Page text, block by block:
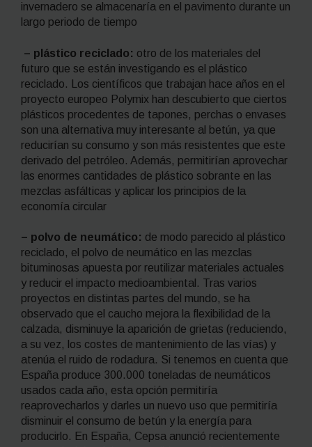
invernadero se almacenaría en el pavimento durante un
largo periodo de tiempo
– plástico reciclado: otro de los materiales del
futuro que se están investigando es el plástico
reciclado. Los científicos que trabajan hace años en el
proyecto europeo Polymix han descubierto que ciertos
plásticos procedentes de tapones, perchas o envases
son una alternativa muy interesante al betún, ya que
reducirían su consumo y son más resistentes que este
derivado del petróleo. Además, permitirían aprovechar
las enormes cantidades de plástico sobrante en las
mezclas asfálticas y aplicar los principios de la
economía circular
– polvo de neumático: de modo parecido al plástico
reciclado, el polvo de neumático en las mezclas
bituminosas apuesta por reutilizar materiales actuales
y reducir el impacto medioambiental. Tras varios
proyectos en distintas partes del mundo, se ha
observado que el caucho mejora la flexibilidad de la
calzada, disminuye la aparición de grietas (reduciendo,
a su vez, los costes de mantenimiento de las vías) y
atenúa el ruido de rodadura. Si tenemos en cuenta que
España produce 300.000 toneladas de neumáticos
usados cada año, esta opción permitiría
reaprovecharlos y darles un nuevo uso que permitiría
disminuir el consumo de betún y la energía para
producirlo. En España, Cepsa anunció recientemente